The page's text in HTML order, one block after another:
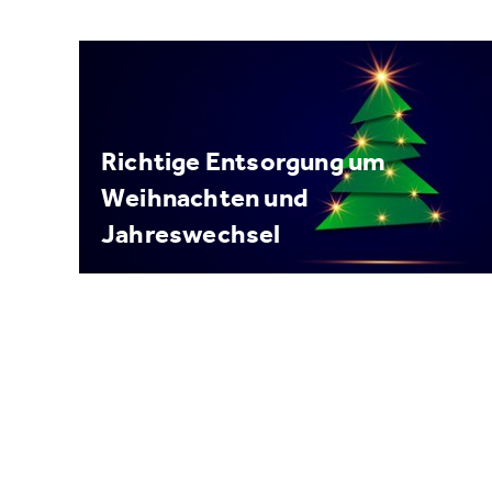
Richtige Entsorgung um
Weihnachten und
Jahreswechsel